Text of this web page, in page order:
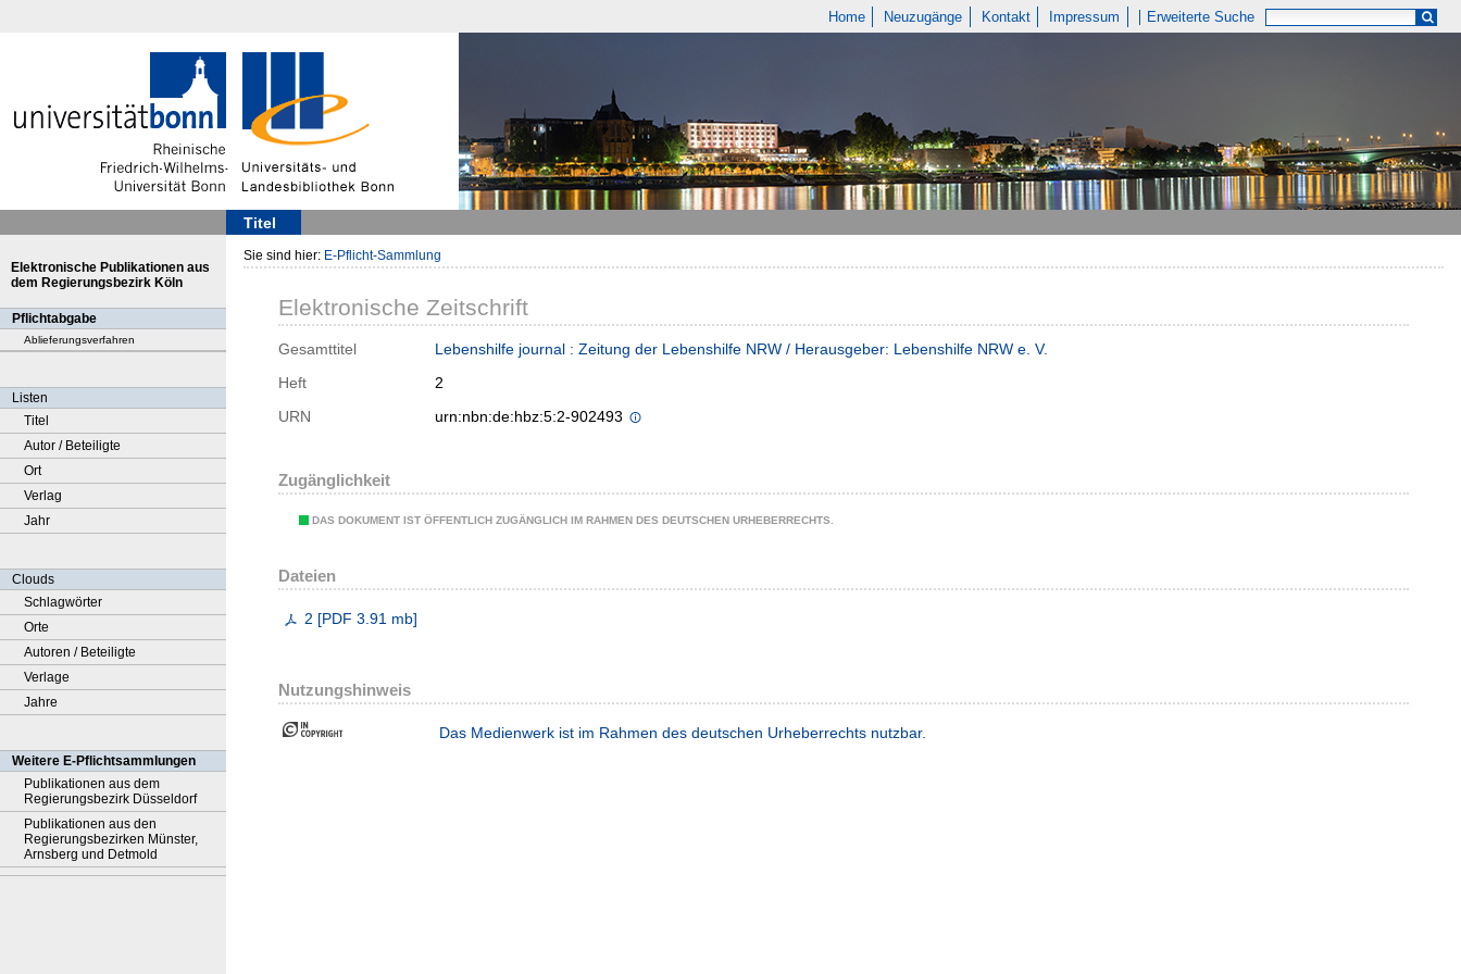
Home Neuzugänge Kontakt Impressum Erweiterte Suche
Titel
Elektronische Publikationen aus
dem Regierungsbezirk Köln
Pflichtabgabe
Ablieferungsverfahren
Listen
Titel
Autor / Beteiligte
Ort
Verlag
Jahr
Clouds
Schlagwörter
Orte
Autoren / Beteiligte
Verlage
Jahre
Weitere E-Pflichtsammlungen
Publikationen aus dem
Regierungsbezirk Düsseldorf
Publikationen aus den
Regierungsbezirken Münster,
Arnsberg und Detmold
Sie sind hier: E-Pflicht-Sammlung
Elektronische Zeitschrift
Gesamttitel
Lebenshilfe journal : Zeitung der Lebenshilfe NRW / Herausgeber: Lebenshilfe NRW e. V.
Heft
2
URN
urn:nbn:de:hbz:5:2-902493
Zugänglichkeit
DAS DOKUMENT IST ÖFFENTLICH ZUGÄNGLICH IM RAHMEN DES DEUTSCHEN URHEBERRECHTS.
Dateien
2 [PDF 3.91 mb]
Nutzungshinweis
Das Medienwerk ist im Rahmen des deutschen Urheberrechts nutzbar.